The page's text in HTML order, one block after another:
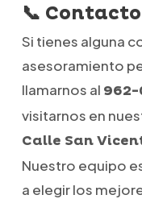
📞
Si tienes alguna
asesoramiento
llamarnos al 962-
visitarnos en
Calle San
Nuestro equipo
a elegir los